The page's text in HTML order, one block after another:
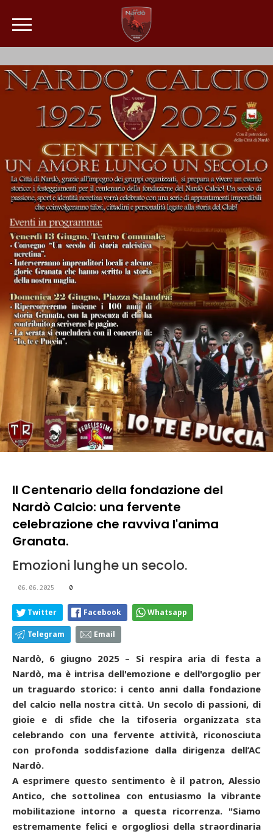
Il Centenario della fondazione del
Nardò Calcio: una fervente
celebrazione che ravviva l'anima
Granata.
Emozioni lunghe un secolo.
06.06.2025 0
Twitter Facebook Whatsapp
Telegram Email
Nardò, 6 giugno 2025 – Si respira aria di festa a
Nardò, ma è intrisa dell'emozione e dell'orgoglio per
un traguardo storico: i cento anni dalla fondazione
del calcio nella nostra città. Un secolo di passioni, di
gioie e di sfide che la tifoseria organizzata sta
celebrando con una fervente attività, riconosciuta
con profonda soddisfazione dalla dirigenza dell’AC
Nardò.
A esprimere questo sentimento è il patron, Alessio
Antico, che sottolinea con entusiasmo la vibrante
mobilitazione intorno a questa ricorrenza. "Siamo
estremamente felici e orgogliosi della straordinaria